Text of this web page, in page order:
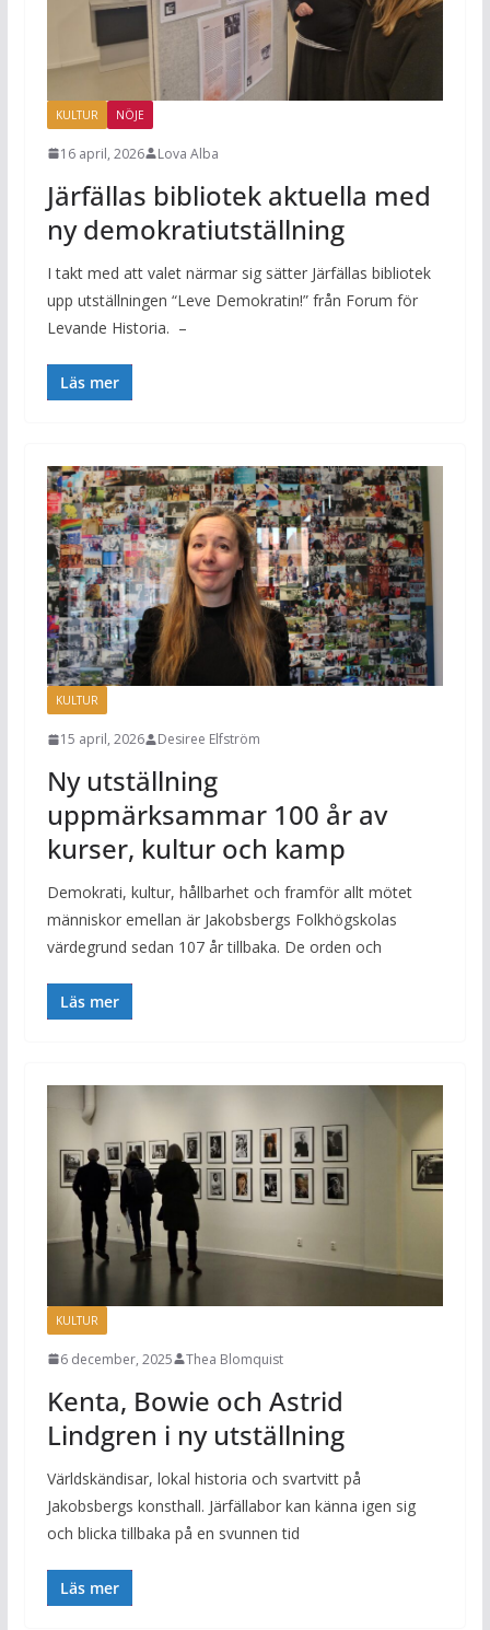
KULTUR NÖJE
16 april, 2026 Lova Alba
Järfällas bibliotek aktuella med
ny demokratiutställning
I takt med att valet närmar sig sätter Järfällas bibliotek
upp utställningen “Leve Demokratin!” från Forum för
Levande Historia. –
Läs mer
KULTUR
15 april, 2026 Desiree Elfström
Ny utställning
uppmärksammar 100 år av
kurser, kultur och kamp
Demokrati, kultur, hållbarhet och framför allt mötet
människor emellan är Jakobsbergs Folkhögskolas
värdegrund sedan 107 år tillbaka. De orden och
Läs mer
KULTUR
6 december, 2025 Thea Blomquist
Kenta, Bowie och Astrid
Lindgren i ny utställning
Världskändisar, lokal historia och svartvitt på
Jakobsbergs konsthall. Järfällabor kan känna igen sig
och blicka tillbaka på en svunnen tid
Läs mer